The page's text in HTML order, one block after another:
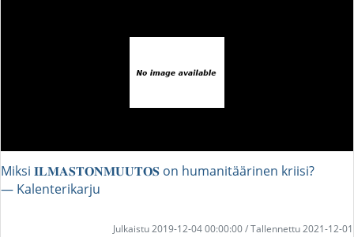
Miksi 𝐈𝐋𝐌𝐀𝐒𝐓𝐎𝐍𝐌𝐔𝐔𝐓𝐎𝐒 on humanitäärinen kriisi?
― Kalenterikarju
Julkaistu 2019-12-04 00:00:00 / Tallennettu 2021-12-01